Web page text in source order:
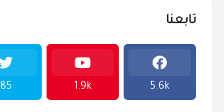
تابعنا
5.6k
1.9k
85